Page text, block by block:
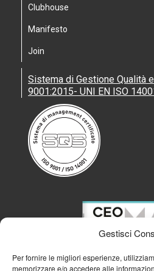
Gestisci
Per fornire le migliori esperienze,
memorizzare e/o accedere alle
Clubhouse
Manifesto
Join
Sistema di Gestione Qualità
9001:2015- UNI EN ISO